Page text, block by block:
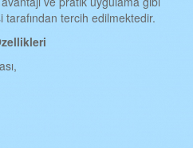
ÇATI
tarafından tercih edilmektedir.